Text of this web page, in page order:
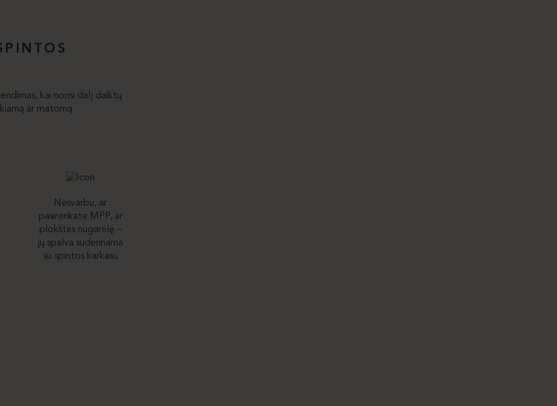
kai norisi dalį daiktų
ar matomą.
Nesvarbu, ar
pasirenkate MPP, ar
plokštės nugarėlę –
jų spalva suderinama
su spintos karkasu